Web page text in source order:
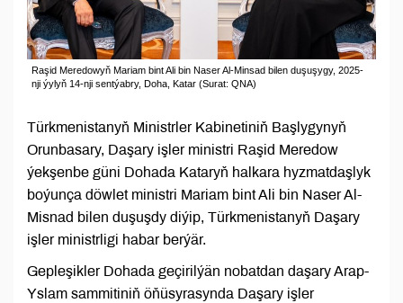
Raşid Meredowyň Mariam bint Ali bin Naser Al-Minsad bilen duşuşygy, 2025-
nji ýylyň 14-nji sentýabry, Doha, Katar (Surat: QNA)
Türkmenistanyň Ministrler Kabinetiniň Başlygynyň
Orunbasary, Daşary işler ministri Raşid Meredow
ýekşenbe güni Dohada Kataryň halkara hyzmatdaşlyk
boýunça döwlet ministri Mariam bint Ali bin Naser Al-
Misnad bilen duşuşdy diýip, Türkmenistanyň Daşary
işler ministrligi habar berýär.
Gepleşikler Dohada geçirilýän nobatdan daşary Arap-
Yslam sammitiniň öňüsyrasynda Daşary işler